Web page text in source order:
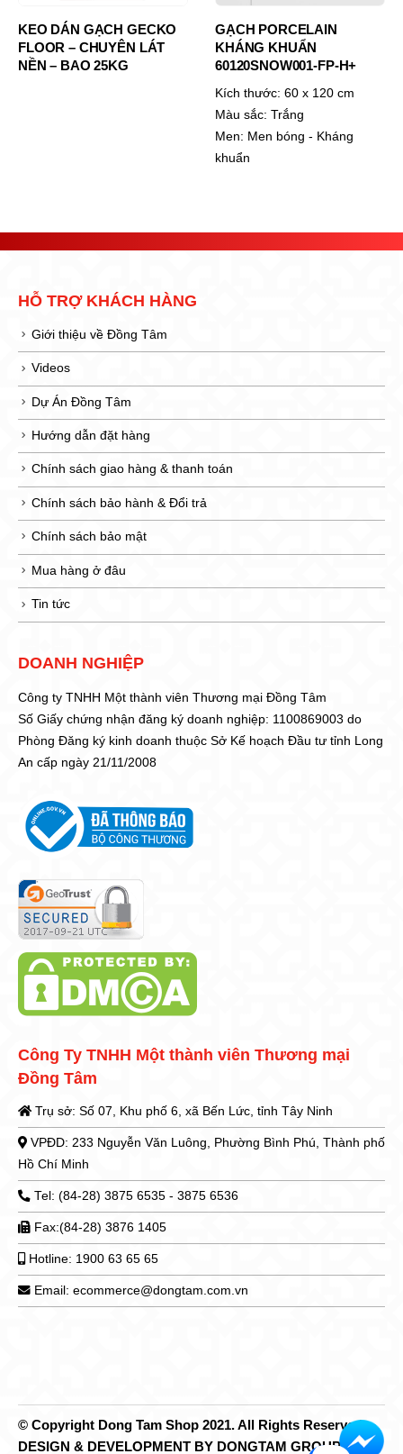
KEO DÁN GẠCH GECKO
FLOOR – CHUYÊN LÁT
NỀN – BAO 25KG
GẠCH PORCELAIN
KHÁNG KHUẨN
60120SNOW001-FP-H+
Kích thước: 60 x 120 cm
Màu sắc: Trắng
Men: Men bóng - Kháng
khuẩn
HỖ TRỢ KHÁCH HÀNG
Giới thiệu về Đồng Tâm
Videos
Dự Án Đồng Tâm
Hướng dẫn đặt hàng
Chính sách giao hàng & thanh toán
Chính sách bảo hành & Đổi trả
Chính sách bảo mật
Mua hàng ở đâu
Tin tức
DOANH NGHIỆP
Công ty TNHH Một thành viên Thương mại Đồng Tâm
Số Giấy chứng nhận đăng ký doanh nghiệp: 1100869003 do
Phòng Đăng ký kinh doanh thuộc Sở Kế hoạch Đầu tư tỉnh Long
An cấp ngày 21/11/2008
Công Ty TNHH Một thành viên Thương mại
Đồng Tâm
Trụ sở: Số 07, Khu phố 6, xã Bến Lức, tỉnh Tây Ninh
VPĐD: 233 Nguyễn Văn Luông, Phường Bình Phú, Thành phố
Hồ Chí Minh
Tel: (84-28) 3875 6535 - 3875 6536
Fax:(84-28) 3876 1405
Hotline: 1900 63 65 65
Email: ecommerce@dongtam.com.vn
© Copyright Dong Tam Shop 2021. All Rights Reserved.
DESIGN & DEVELOPMENT BY DONGTAM GROUP